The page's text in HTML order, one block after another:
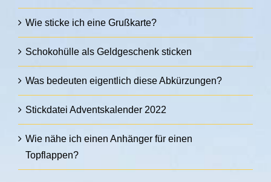
Wie sticke ich eine Grußkarte?
Schokohülle als Geldgeschenk sticken
Was bedeuten eigentlich diese Abkürzungen?
Stickdatei Adventskalender 2022
Wie nähe ich einen Anhänger für einen
Topflappen?